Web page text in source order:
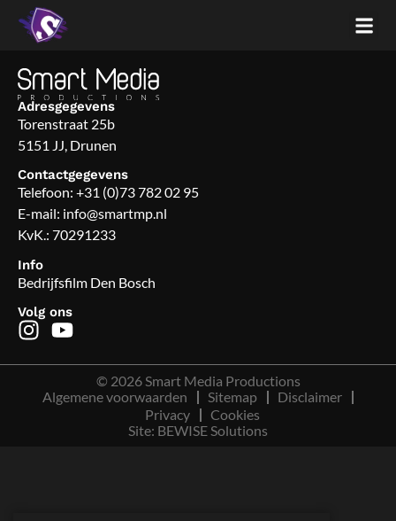
Adresgegevens
Torenstraat 25b
5151 JJ, Drunen
Contactgegevens
Telefoon: +31 (0)73 782 02 95
E-mail: info@smartmp.nl
KvK.: 70291233
Info
Bedrijfsfilm Den Bosch
Volg ons
© 2026 Smart Media Productions
Algemene voorwaarden
Sitemap
Disclaimer
Privacy
Cookies
Site: BEWISE Solutions